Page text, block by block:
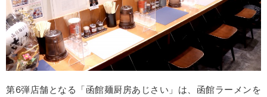
第6弾店舗となる「函館麺厨房あじさい」は、函館ラーメンを